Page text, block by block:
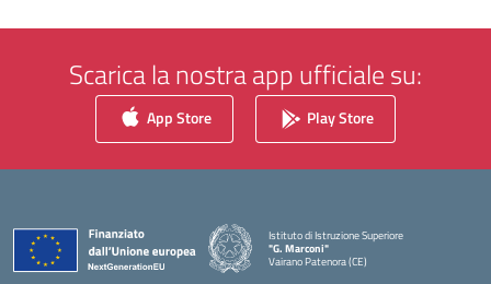
Scarica la nostra app ufficiale su:
App Store Play Store
Istituto di Istruzione Superiore
"G. Marconi"
Vairano Patenora (CE)